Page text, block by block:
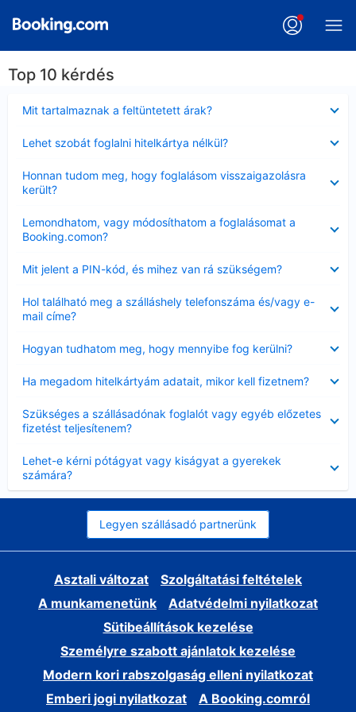
Top 10 kérdés
Mit tartalmaznak a feltüntetett árak?
Lehet szobát foglalni hitelkártya nélkül?
Honnan tudom meg, hogy foglalásom visszaigazolásra
került?
Lemondhatom, vagy módosíthatom a foglalásomat a
Booking.comon?
Mit jelent a PIN-kód, és mihez van rá szükségem?
Hol található meg a szálláshely telefonszáma és/vagy e-
mail címe?
Hogyan tudhatom meg, hogy mennyibe fog kerülni?
Ha megadom hitelkártyám adatait, mikor kell fizetnem?
Szükséges a szállásadónak foglalót vagy egyéb előzetes
fizetést teljesítenem?
Lehet-e kérni pótágyat vagy kiságyat a gyerekek
számára?
Legyen szállásadó partnerünk
Asztali változat
Szolgáltatási feltételek
A munkamenetünk
Adatvédelmi nyilatkozat
Sütibeállítások kezelése
Személyre szabott ajánlatok kezelése
Modern kori rabszolgaság elleni nyilatkozat
Emberi jogi nyilatkozat
A Booking.comról